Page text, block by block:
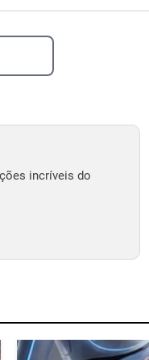
incríveis do